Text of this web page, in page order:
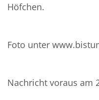
Höfchen.
Foto unter
Nachricht voraus am